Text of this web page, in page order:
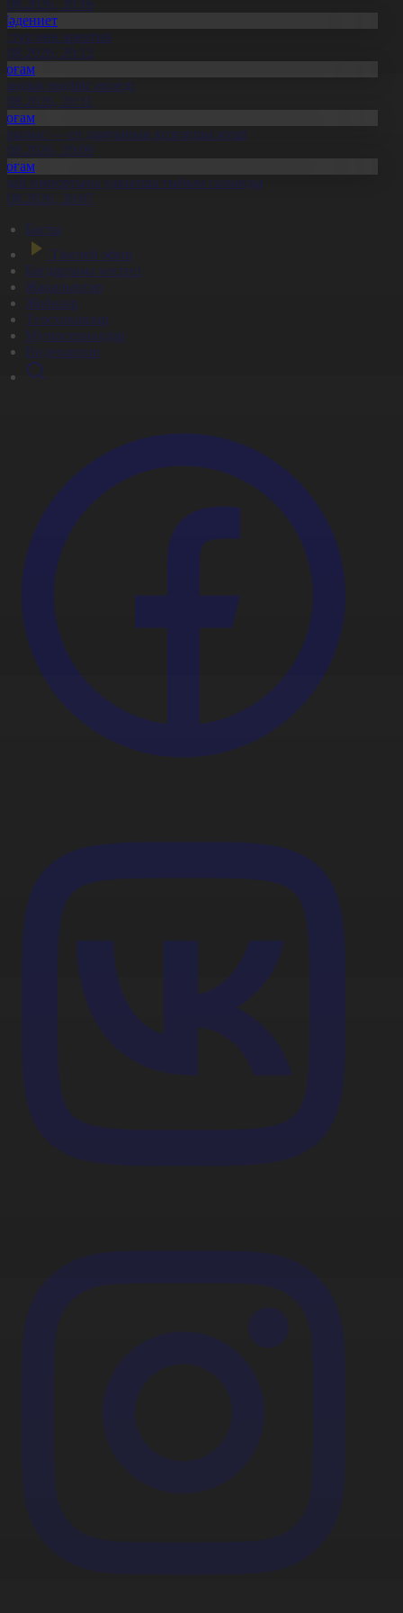
20:16
мен креатив
20:13
өндіріс өрледі
20:11
— ел дамуының қозғаушы күші
20:09
импортына уақытша тыйым салынды
20:07
Басты
Тікелей эфир
Бағдарлама кестесі
Жаңалықтар
Жобалар
Телехикаялар
Мультсериалдар
Видеоархив